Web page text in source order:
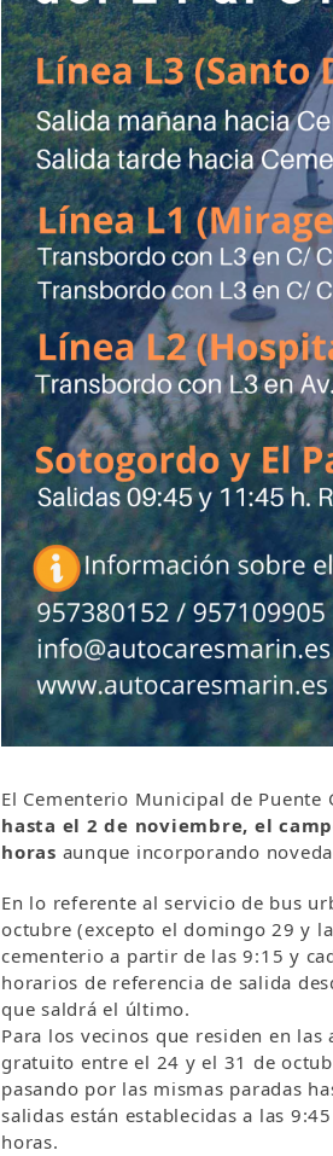
El Cementerio Municipal de
hasta el 2 de noviembre, el
horas aunque incorporando
En lo referente al servicio de bus
octubre (excepto el domingo 29 y
cementerio a partir de las 9:15 y
horarios de referencia de salida
que saldrá el último.
Para los vecinos que residen en
gratuito entre el 24 y el 31 de
pasando por las mismas paradas
salidas están establecidas a las
horas.